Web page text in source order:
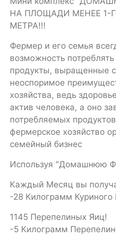
НА ПЛОЩАДИ МЕНЕЕ 1-
МЕТРА!!!
Фермер и его семья
возможность
продукты, выращенные
неоспоримое
хозяйства, ведь
актив человека, а оно
потребляемых
фермерское хозяйство
семейный бизнес
Используя "Домашнюю
Каждый Месяц вы
-28 Килограмм Куриного
1145 Перепелиных Яиц!
-5 Килограмм